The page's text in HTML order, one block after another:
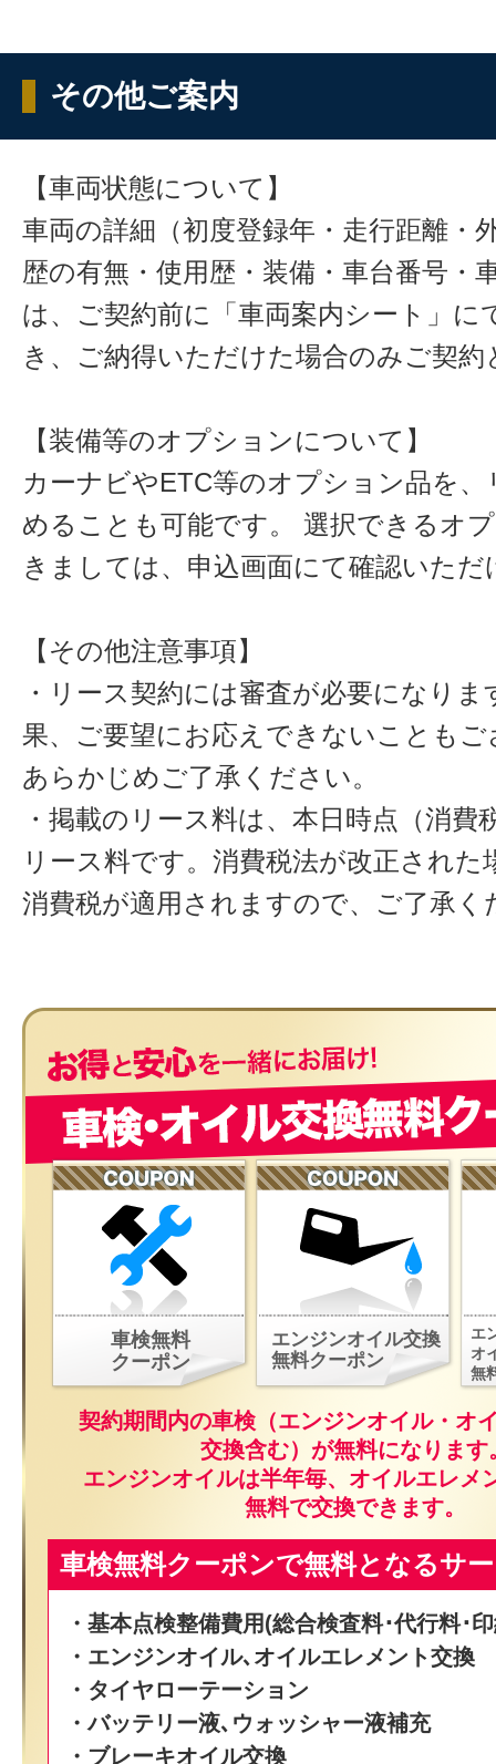
その他ご案内
【車両状態について】
車両の詳細（初度登録年・走行距離・
歴の有無・使用歴・装備・車台番号・
は、ご契約前に「車両案内シート」に
き、ご納得いただけた場合のみご契約
【装備等のオプションについて】
カーナビやETC等のオプション品を、
めることも可能です。 選択できるオ
きましては、申込画面にて確認いただ
【その他注意事項】
・リース契約には審査が必要になりま
果、ご要望にお応えできないことも
あらかじめご了承ください。
・掲載のリース料は、本日時点（消費
リース料です。消費税法が改正された
消費税が適用されますので、ご了承く
車検無料
クーポン
エンジンオイル交換
無料クーポン
エ
オ
無
契約期間内の車検（エンジンオイル・オ
交換含む）が無料になります
エンジンオイルは半年毎、オイルエレメ
無料で交換できます。
車検無料クーポンで無料となるサ
・基本点検整備費用(総合検査料･代行料･
・エンジンオイル､オイルエレメント交換
・タイヤローテーション
・バッテリー液､ウォッシャー液補充
・ブレーキオイル交換